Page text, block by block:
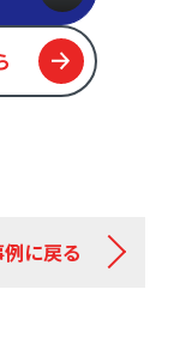
に戻る